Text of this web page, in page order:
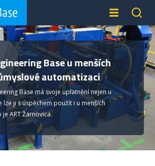
Base u menších
automatizaci
Base má svoje uplatnění nejen u
lze ji s úspěchem použít i u menších
ART Žarnovica.